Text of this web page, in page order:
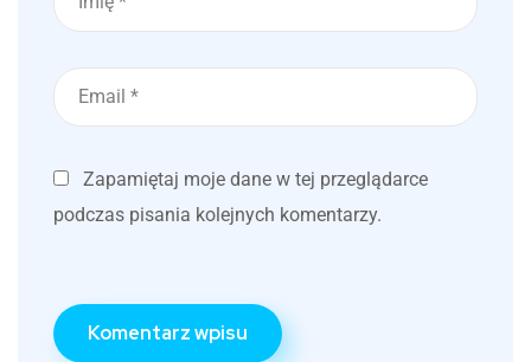
Zapamiętaj moje dane w tej przeglądarce
podczas pisania kolejnych komentarzy.